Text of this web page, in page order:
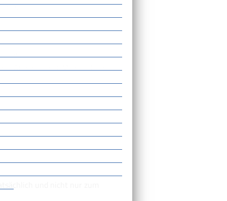
oder
Aufgaben der Meldebehörde
und nicht nur zum